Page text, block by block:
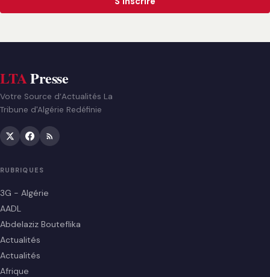
LTAPresse
Votre Source d’Actualités La
Tribune d'Algérie Redéfinie
RUBRIQUES
3G - Algérie
AADL
Abdelaziz Bouteflika
Actualités
Actualités
Afrique